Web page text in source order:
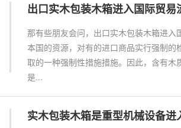
出口实木包装木箱进入国际贸
那有些朋友会问，出口实木包装木箱进
本国的资源，对有的进口商品实行强制
取的一种强制性措施措施。因此，含有
是...
实木包装木箱是重型机械设备